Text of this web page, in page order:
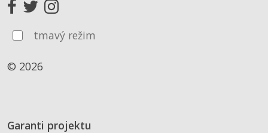
tmavý režim
© 2026
Garanti projektu